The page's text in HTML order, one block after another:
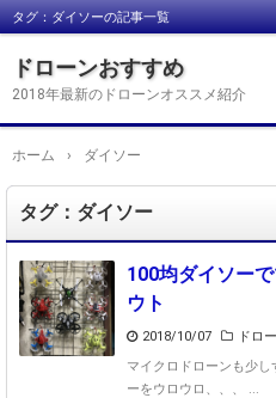
タグ：ダイソーの記事一覧
ドローンおすすめ
2018年最新のドローンオススメ紹介
ホーム › ダイソー
タグ：ダイソー
100均ダイソー
ウト
2018/10/07
ドロ
マイクロドローンも少
ーをウロウロ、、、 ...